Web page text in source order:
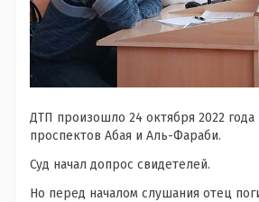
ДТП произошло 24 октября 2022 года
проспектов Абая и Аль-Фараби.
Суд начал допрос свидетелей.
Но перед началом слушания отец